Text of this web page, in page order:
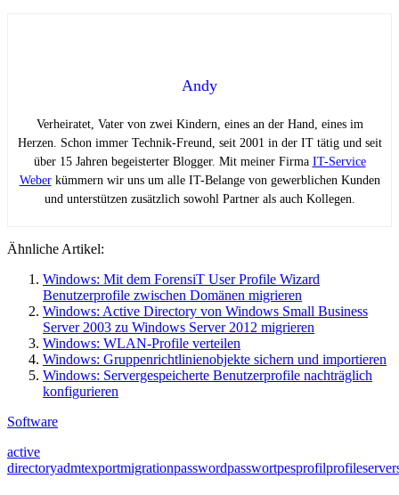
Andy
Verheiratet, Vater von zwei Kindern, eines an der Hand, eines im
Herzen. Schon immer Technik-Freund, seit 2001 in der IT tätig und seit
über 15 Jahren begeisterter Blogger. Mit meiner Firma IT-Service
Weberkümmern wir uns um alle IT-Belange von gewerblichen Kunden
und unterstützen zusätzlich sowohl Partner als auch Kollegen.
Ähnliche Artikel:
Windows: Mit dem ForensiT User Profile Wizard
Benutzerprofile zwischen Domänen migrieren
Windows: Active Directory von Windows Small Business
Server 2003 zu Windows Server 2012 migrieren
Windows: WLAN-Profile verteilen
Windows: Gruppenrichtlinienobjekte sichern und importieren
Windows: Servergespeicherte Benutzerprofile nachträglich
konfigurieren
Software
active
directoryadmtexportmigrationpasswordpasswortpesprofilprofileserver